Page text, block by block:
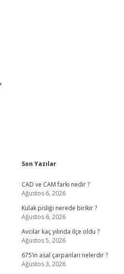
Sidebar
Son Yazılar
CAD ve CAM farkı nedir ?
Ağustos 6, 2026
Kulak pisliği nerede birikir ?
Ağustos 6, 2026
Avcılar kaç yılında ilçe oldu ?
Ağustos 5, 2026
675’in asal çarpanları nelerdir ?
Ağustos 3, 2026